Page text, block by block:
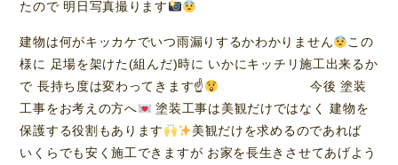
たので 明日写真撮ります
建物は何がキッカケでいつ雨漏りするかわかりません
この
様に 足場を架けた(組んだ)時に いかにキッチリ施工出来るか
で 長持ち度は変わってきます☝
今後 塗装
工事をお考えの方へ
塗装工事は美観だけではなく 建物を
保護する役割もあります
美観だけを求めるのであれば
いくらでも安く施工できますが お家を長生きさせてあげよう